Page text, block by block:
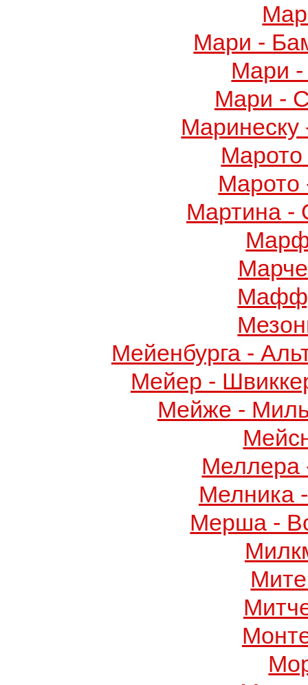
Мари -
Мари -
Мари -
Марото
Марото
Мартина -
Мейенбурга -
Мейер -
Мейже -
Меллера
Мелника
Мерша -